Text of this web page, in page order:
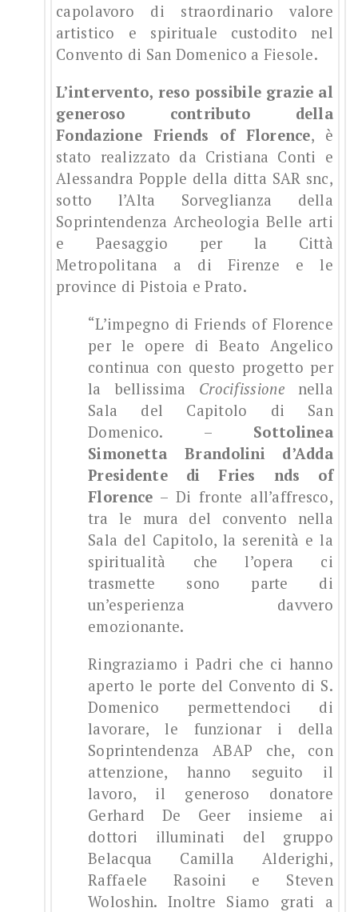
capolavoro di straordinario valore
artistico e spirituale custodito nel
Convento di San Domenico a Fiesole.
L’intervento, reso possibile grazie al
generoso contributo della
Fondazione Friends of Florence, è
stato realizzato da Cristiana Conti e
Alessandra Popple della ditta SAR snc,
sotto l’Alta Sorveglianza della
Soprintendenza Archeologia Belle arti
e Paesaggio per la Città
Metropolitana a di Firenze e le
province di Pistoia e Prato.
“L’impegno di Friends of Florence
per le opere di Beato Angelico
continua con questo progetto per
la bellissima Crocifissionenella
Sala del Capitolo di San
Domenico. – Sottolinea
Simonetta Brandolini d’Adda
Presidente di Fries nds of
Florence – Di fronte all’affresco,
tra le mura del convento nella
Sala del Capitolo, la serenità e la
spiritualità che l’opera ci
trasmette sono parte di
un’esperienza davvero
emozionante.
Ringraziamo i Padri che ci hanno
aperto le porte del Convento di S.
Domenico permettendoci di
lavorare, le funzionar i della
Soprintendenza ABAP che, con
attenzione, hanno seguito il
lavoro, il generoso donatore
Gerhard De Geer insieme ai
dottori illuminati del gruppo
Belacqua Camilla Alderighi,
Raffaele Rasoini e Steven
Woloshin. Inoltre Siamo grati a